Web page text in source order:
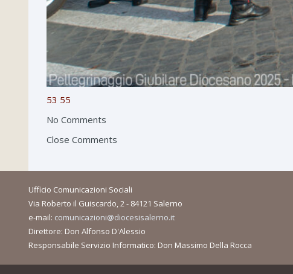
53 55
No Comments
Close Comments
Ufficio Comunicazioni Sociali
Via Roberto il Guiscardo, 2 - 84121 Salerno
e-mail: comunicazioni@diocesisalerno.it
Direttore: Don Alfonso D'Alessio
Responsabile Servizio Informatico: Don Massimo Della Rocca